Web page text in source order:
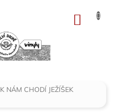
K NÁM CHODÍ JEŽÍŠEK